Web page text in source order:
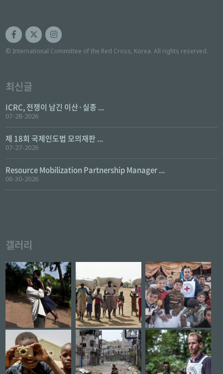
© International Committee of the Red Cross, Korea. All rights reserved.
최신글
ICRC, 전쟁이 남긴 이산·실종 ...
07-28-2026
제 18회 국제인도법 모의재판 ...
07-27-2026
Resource Mobilization Partnership Manager ...
06-30-2026
갤러리